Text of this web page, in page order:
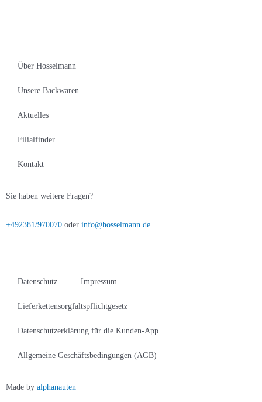
Über Hosselmann
Unsere Backwaren
Aktuelles
Filialfinder
Kontakt
Sie haben weitere Fragen?
+492381/970070 oder info@hosselmann.de
Datenschutz Impressum
Lieferkettensorgfaltspflichtgesetz
Datenschutzerklärung für die Kunden-App
Allgemeine Geschäftsbedingungen (AGB)
Made by alphanauten